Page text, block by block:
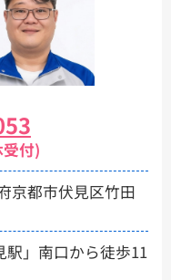
付)
京都市伏見区竹田
駅」南口から徒歩11